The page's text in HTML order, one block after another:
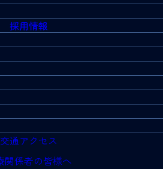
採用情報
交通アクセス
関係者の皆様へ